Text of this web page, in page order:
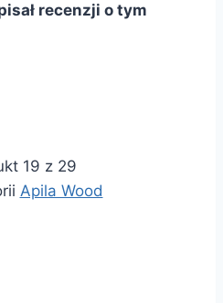
recenzji o tym
19 z 29
Apila Wood